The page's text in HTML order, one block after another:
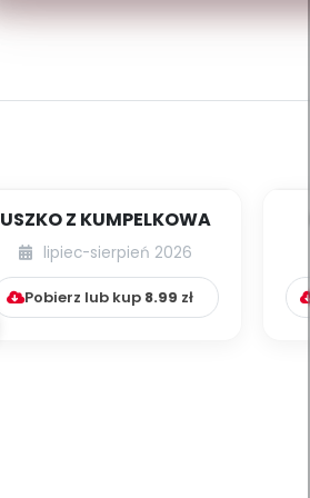
USZKO Z KUMPELKOWA
lipiec-sierpień 2026
Pobierz lub kup 8.99 zł